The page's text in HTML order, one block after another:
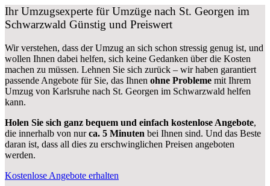
Ihr Umzugsexperte für Umzüge nach St. Georgen im
Schwarzwald Günstig und Preiswert
Wir verstehen, dass der Umzug an sich schon stressig genug ist, und
wollen Ihnen dabei helfen, sich keine Gedanken über die Kosten
machen zu müssen. Lehnen Sie sich zurück – wir haben garantiert
passende Angebote für Sie, das Ihnen ohne Probleme mit Ihrem
Umzug von Karlsruhe nach St. Georgen im Schwarzwald helfen
kann.
Holen Sie sich ganz bequem und einfach kostenlose Angebote,
die innerhalb von nurca. 5 Minuten bei Ihnen sind. Und das Beste
daran ist, dass all dies zu erschwinglichen Preisen angeboten
werden.
Kostenlose Angebote erhalten